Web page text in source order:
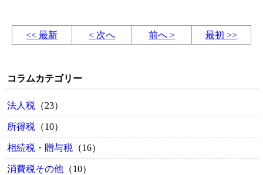
<< 最新 < 次へ 前へ > 最初 >>
コラムカテゴリー
法人税（23）
所得税（10）
相続税・贈与税（16）
消費税その他（10）